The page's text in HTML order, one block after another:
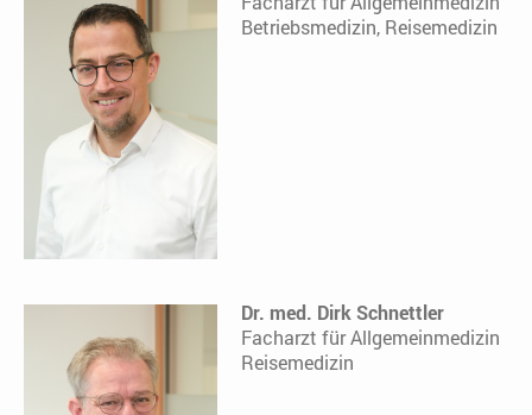
Betriebsmedizin, Reisemedizin
Dr. med. Dirk Schnettler
Facharzt für Allgemeinmedizin
Reisemedizin